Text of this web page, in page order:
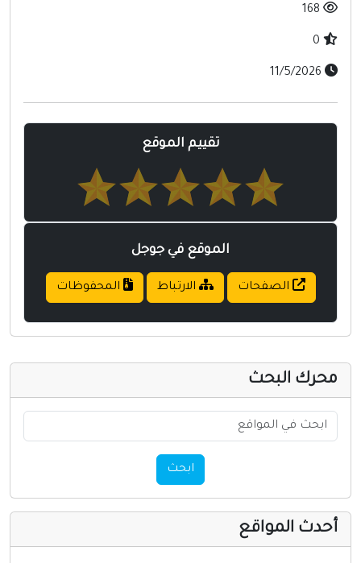
تقييم الموقع
الموقع في جوجل
الصفحات الارتباط المحفوظات
البحث
المواقع